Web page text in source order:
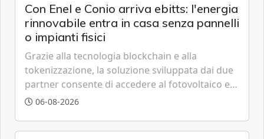
Con Enel e Conio arriva ebitts: l'energia
rinnovabile entra in casa senza pannelli
o impianti fisici
Grazie alla tecnologia blockchain e alla
tokenizzazione, la soluzione sviluppata dai due
partner consente di accedere al fotovoltaico e
all'eolico ottenendo risparmi diretti in bolletta,
06-08-2026